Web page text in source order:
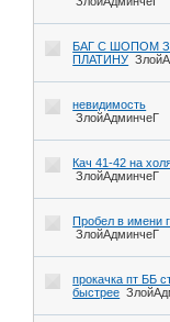
БАГ С ШОПОМ
ПЛАТИНУ
невидимость
ЗлойАдминчеГ
Кач 41-42 на
ЗлойАдминчеГ
Пробел в имени
ЗлойАдминчеГ
прокачка пт ББ
быстрее